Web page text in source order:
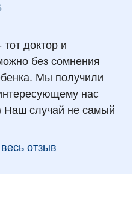
доктор и
без сомнения
Мы получили
нас
Наш случай не самый
отзыв